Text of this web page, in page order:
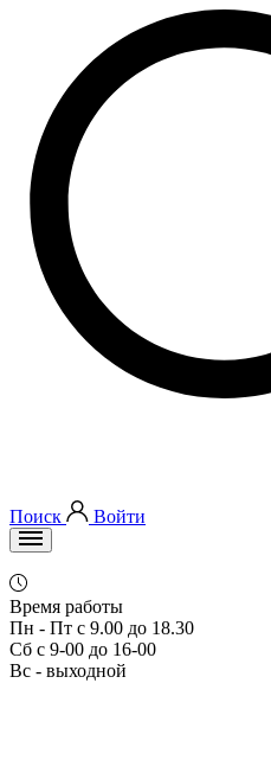
Поиск Войти
Время работы
Пн - Пт с 9.00 до 18.30
Сб с 9-00 до 16-00
Вс - выходной